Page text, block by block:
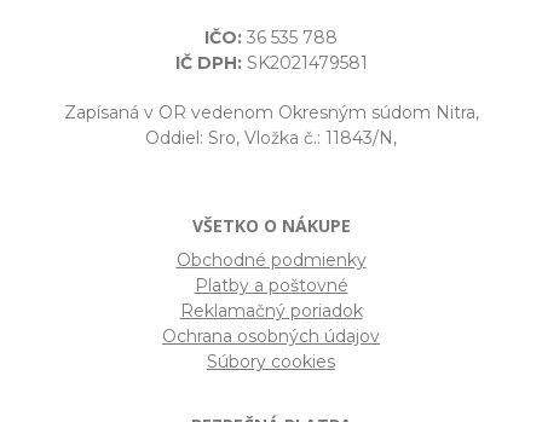
IČO: 36 535 788
IČ DPH:SK2021479581
Zapísaná v OR vedenom Okresným súdom Nitra,
Oddiel: Sro, Vložka č.: 11843/N,
VŠETKO O NÁKUPE
Obchodné podmienky
Platby a poštovné
Reklamačný poriadok
Ochrana osobných údajov
Súbory cookies